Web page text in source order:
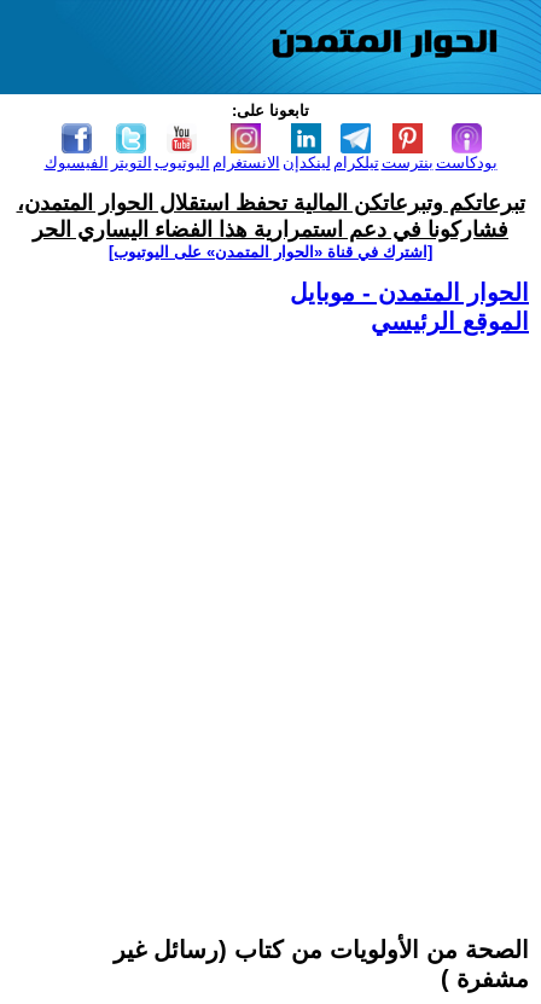
تابعونا على:
الفيسبوك التويتر اليوتيوب الانستغرام لينكدإن تيلكرامبنترست بودكاست
تبرعاتكم وتبرعاتكن المالية تحفظ استقلال الحوار المتمدن،
فشاركونا في دعم استمرارية هذا الفضاء اليساري الحر
[اشترك في قناة ‫«الحوار المتمدن» على اليوتيوب]
الحوار المتمدن - موبايل
الموقع الرئيسي
الصحة من الأولويات من كتاب (رسائل غير
مشفرة )